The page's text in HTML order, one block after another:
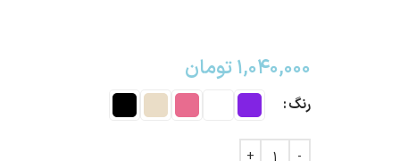
۱,۰۴۰,۰۰۰تومان
رنگ